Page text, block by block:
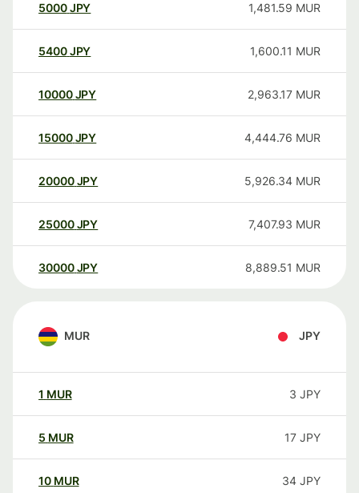
5000JPY 1,481.59 MUR
5400JPY 1,600.11 MUR
10000 JPY 2,963.17 MUR
15000 JPY 4,444.76 MUR
20000 JPY 5,926.34 MUR
25000 JPY 7,407.93 MUR
30000 JPY 8,889.51 MUR
MUR JPY
1 MUR 3 JPY
5 MUR 17 JPY
10 MUR 34 JPY